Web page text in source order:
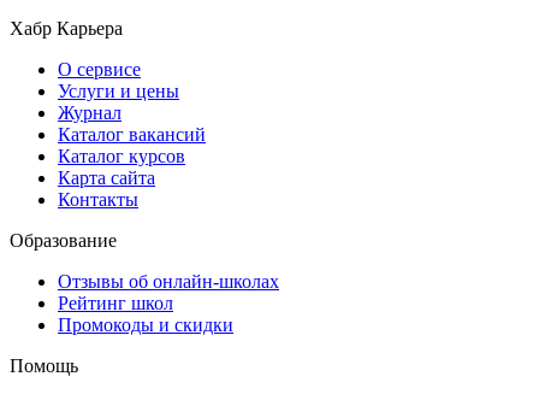
Хабр Карьера
О сервисе
Услуги и цены
Журнал
Каталог вакансий
Каталог курсов
Карта сайта
Контакты
Образование
Отзывы об онлайн-школах
Рейтинг школ
Промокоды и скидки
Помощь